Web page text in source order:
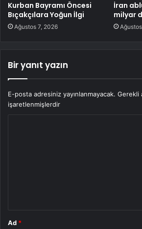
Kurban Bayramı Öncesi
Bıçakçılara Yoğun İlgi
Ağustos 7, 2026
İran
milyar
Bir yanıt yazın
E-posta adresiniz yayınlanmayacak. Gerekli
işaretlenmişlerdir
Ad *